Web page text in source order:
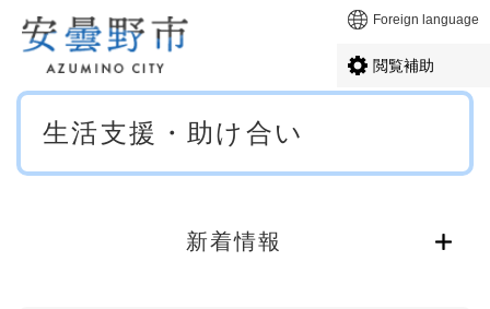
メニューを飛ばして本文へ Foreign language
閲覧補助
本
生活支援・助け合い
新着情報